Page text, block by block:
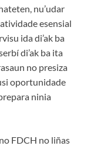
nu’udar
esensial
ida di’ak ba
di’ak ba ita
no presiza
oportunidade
ninia
FDCH no liñas